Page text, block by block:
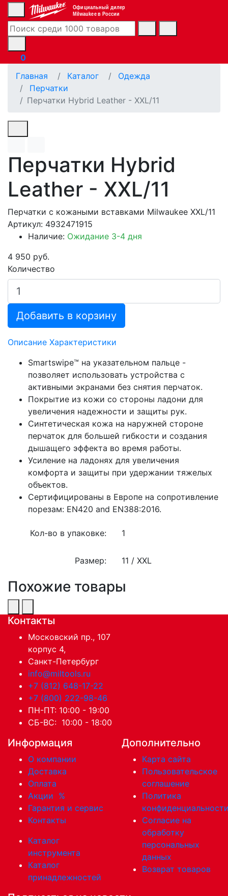
Официальный дилер
Milwaukee в России
0
Главная
Каталог
Одежда
Перчатки
Перчатки Hybrid Leather - XXL/11
Перчатки Hybrid
Leather - XXL/11
Перчатки с кожаными вставками Milwaukee XXL/11
Артикул: 4932471915
Наличие: Ожидание 3-4 дня
4 950 руб.
Количество
Добавить в корзину
Описание Характеристики
Smartswipe™ на указательном пальце -
позволяет использовать устройства с
активными экранами без снятия перчаток.
Покрытие из кожи со стороны ладони для
увеличения надежности и защиты рук.
Синтетическая кожа на наружней стороне
перчаток для большей гибкости и создания
дышащего эффекта во время работы.
Усиление на ладонях для увеличения
комфорта и защиты при удержании тяжелых
объектов.
Сертифицированы в Европе на сопротивление
порезам: EN420 and EN388:2016.
Кол-во в упаковке: 1
Размер: 11 / XXL
Похожие товары
Контакты
Московский пр., 107
корпус 4,
Санкт-Петербург
info@miltools.ru
+7 (812) 648-17-22
+7 (800) 222-98-46
ПН-ПТ: 10:00 - 19:00
СБ-ВС: 10:00 - 18:00
Информация
О компании
Доставка
Оплата
Акции %
Гарантия и сервис
Контакты
Каталог
инструмента
Каталог
принадлежностей
Дополнительно
Карта сайта
Пользовательское
соглашение
Политика
Согласие на
обработку
персональных
данных
Возврат товаров